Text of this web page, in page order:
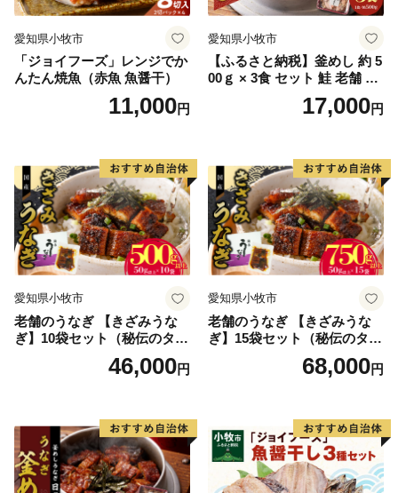
愛知県小牧市
「ジョイフーズ」レンジでか
んたん焼魚（赤魚 魚醤干）
11,000円
愛知県小牧市
【ふるさと納税】釜めし 約 5
00ｇ × 3食 セット 鮭 老舗 急
速冷凍 レンチン 時短 簡単調
理 食品 加工品 海鮮 手作り
り寄せグルメ 愛知県 小牧市
送料無料
17,000円
愛知県小牧市
老舗のうなぎ 【きざみうな
ぎ】10袋セット（秘伝のタレ
46,000円
愛知県小牧市
老舗のうなぎ 【きざみうな
ぎ】15袋セット（秘伝のタレ
68,000円